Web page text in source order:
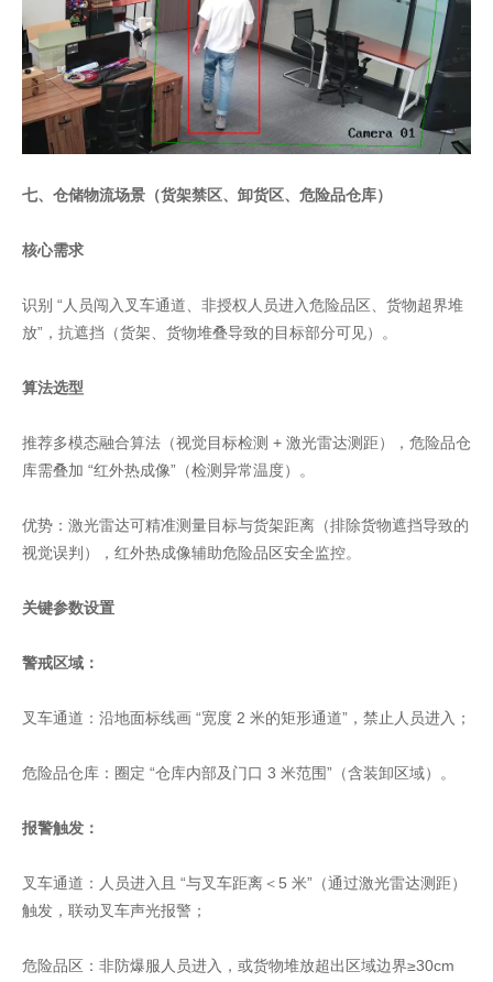
七、仓储物流场景（货架禁区、卸货区、危险品仓库）
核心需求
识别 “人员闯入叉车通道、非授权人员进入危险品区、货物超界堆
放”，抗遮挡（货架、货物堆叠导致的目标部分可见）。
算法选型
推荐多模态融合算法（视觉目标检测 + 激光雷达测距），危险品仓
库需叠加 “红外热成像”（检测异常温度）。
优势：激光雷达可精准测量目标与货架距离（排除货物遮挡导致的
视觉误判），红外热成像辅助危险品区安全监控。
关键参数设置
警戒区域：
叉车通道：沿地面标线画 “宽度 2 米的矩形通道”，禁止人员进入；
危险品仓库：圈定 “仓库内部及门口 3 米范围”（含装卸区域）。
报警触发：
叉车通道：人员进入且 “与叉车距离＜5 米”（通过激光雷达测距）
触发，联动叉车声光报警；
危险品区：非防爆服人员进入，或货物堆放超出区域边界≥30cm